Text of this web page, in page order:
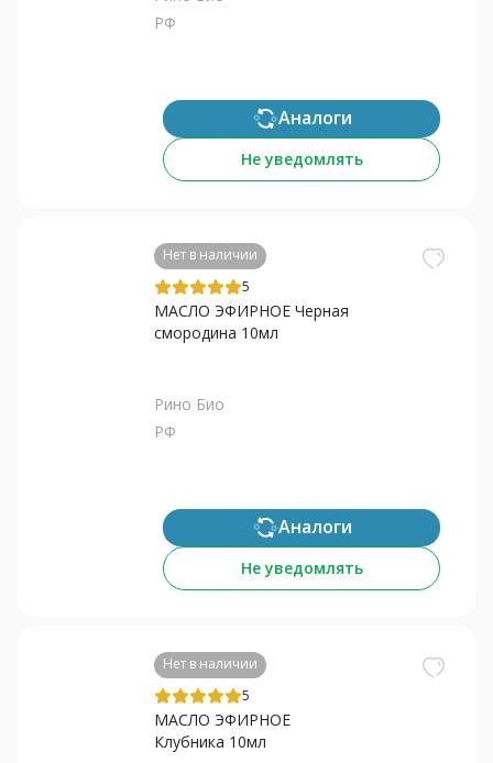
РФ
Аналоги
Не уведомлять
Нет в наличии
5
МАСЛО ЭФИРНОЕ Черная
смородина 10мл
Рино Био
РФ
Аналоги
Не уведомлять
Нет в наличии
5
МАСЛО ЭФИРНОЕ
Клубника 10мл